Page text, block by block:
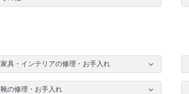
家具・インテリアの修理・お手入れ
靴の修理・お手入れ